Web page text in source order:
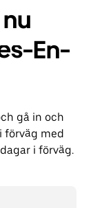
En-
gå in och
förväg med
i förväg.